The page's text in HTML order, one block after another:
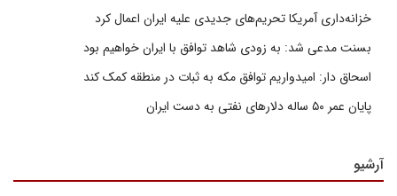
خزانه‌داری آمریکا تحریم‌های جدیدی علیه ایران اعمال کرد
بسنت مدعی شد: به زودی شاهد توافق با ایران خواهیم بود
اسحاق دار: امیدواریم توافق مکه به ثبات در منطقه کمک کند
پایان عمر ۵۰ ساله دلارهای نفتی به دست ایران
آرشیو